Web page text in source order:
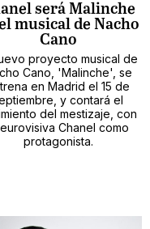
será Malinche
musical de Nacho
Cano
proyecto musical de
Cano, 'Malinche', se
en Madrid el 15 de
y contará el
del mestizaje, con
Chanel como
protagonista.